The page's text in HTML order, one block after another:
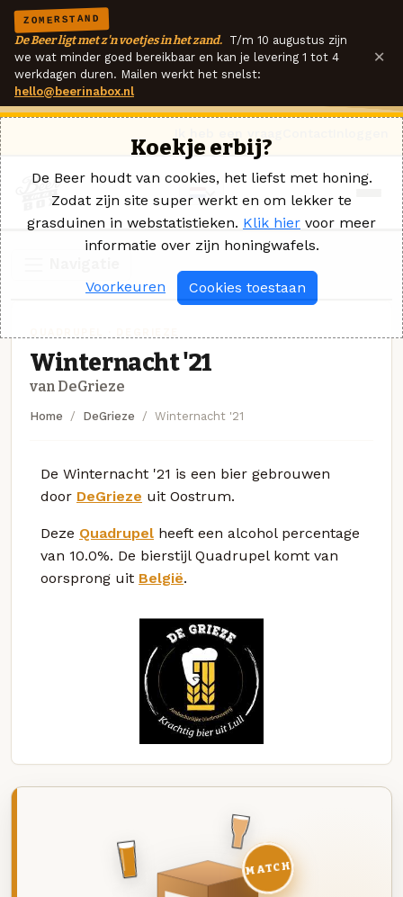
ZOMERSTAND
De Beer ligt met z'n voetjes in het zand. T/m 10 augustus zijn
we wat minder goed bereikbaar en kan je levering 1 tot 4
werkdagen duren. Mailen werkt het snelst:
hello@beerinabox.nl
×
Winternacht '21
van DeGrieze
Home DeGrieze Winternacht '21
De Winternacht '21 is een bier gebrouwen
door DeGrieze uit Oostrum.
Deze Quadrupel heeft een alcohol percentage
van 10.0%. De bierstijl Quadrupel komt van
oorsprong uit België.
MATCH
Koekje erbij?
De Beer houdt van cookies, het liefst met honing.
Zodat zijn site super werkt en om lekker te
grasduinen in webstatistieken. Klik hier voor meer
informatie over zijn honingwafels.
Voorkeuren Cookies toestaan